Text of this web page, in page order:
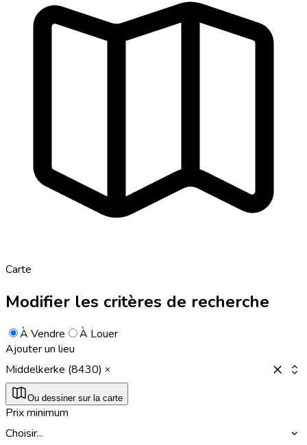
Carte
Modifier les critères de recherche
À Vendre
À Louer
Ajouter un lieu
Middelkerke (8430)
Ou dessiner sur la carte
Prix minimum
Choisir...